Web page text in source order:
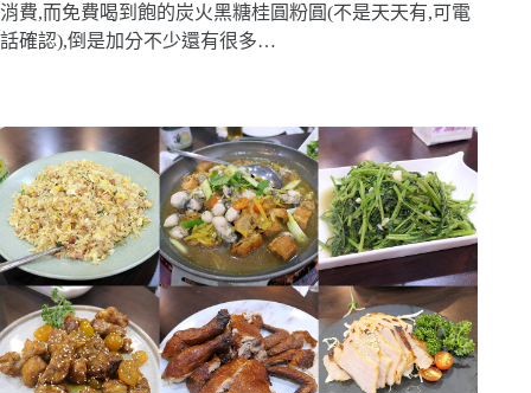
消費,而免費喝到飽的炭火黑糖桂圓粉圓(不是天天有,可電
話確認),倒是加分不少還有很多…